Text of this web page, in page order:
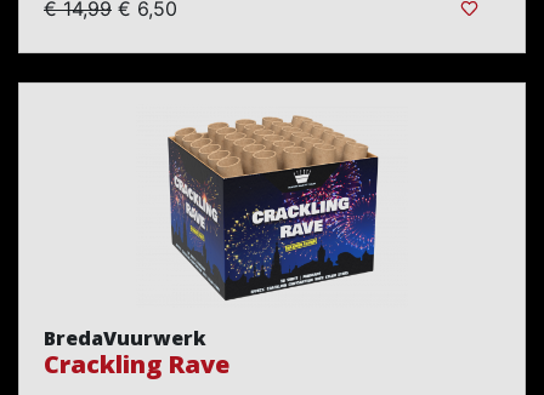
€ 14,99 € 6,50
BredaVuurwerk
Crackling Rave